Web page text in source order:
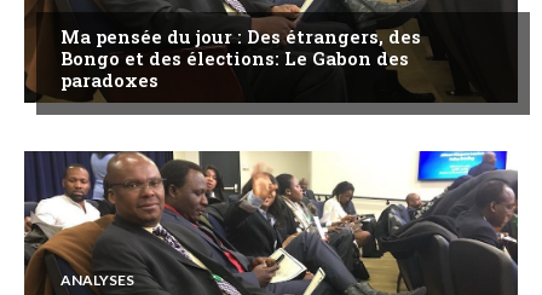
Ma pensée du jour : Des étrangers, des
Bongo et des élections: Le Gabon des
paradoxes
ANALYSES